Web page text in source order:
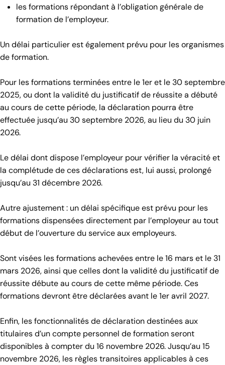
les formations répondant à l’obligation générale de
formation de l’employeur.
Un délai particulier est également prévu pour les organismes
de formation.
Pour les formations terminées entre le 1er et le 30 septembre
2025, ou dont la validité du justificatif de réussite a débuté
au cours de cette période, la déclaration pourra être
effectuée jusqu’au 30 septembre 2026, au lieu du 30 juin
2026.
Le délai dont dispose l’employeur pour vérifier la véracité et
la complétude de ces déclarations est, lui aussi, prolongé
jusqu’au 31 décembre 2026.
Autre ajustement : un délai spécifique est prévu pour les
formations dispensées directement par l’employeur au tout
début de l’ouverture du service aux employeurs.
Sont visées les formations achevées entre le 16 mars et le 31
mars 2026, ainsi que celles dont la validité du justificatif de
réussite débute au cours de cette même période. Ces
formations devront être déclarées avant le 1er avril 2027.
Enfin, les fonctionnalités de déclaration destinées aux
titulaires d’un compte personnel de formation seront
disponibles à compter du 16 novembre 2026. Jusqu’au 15
novembre 2026, les règles transitoires applicables à ces